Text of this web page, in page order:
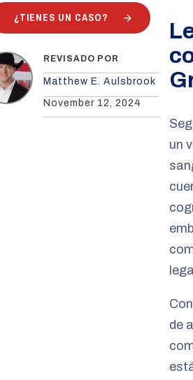
¿TIENES UN CASO?
REVISADO POR
Matthew E. Aulsbrook
November 12, 2024
un
de